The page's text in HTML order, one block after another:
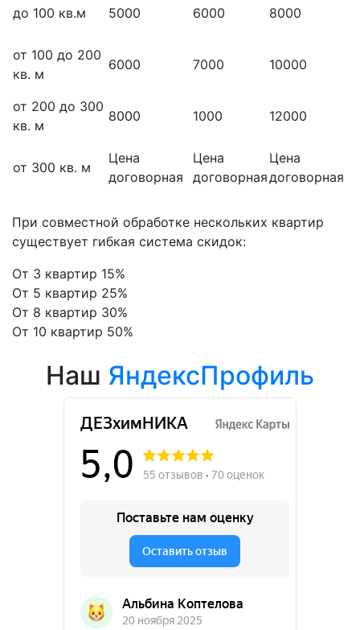
до 100 кв.м 5000 6000 8000
от 100 до 200
кв. м
6000 7000 10000
от 200 до 300
кв. м
8000 1000 12000
от 300 кв. м
Цена
договорная
Цена
договорная
Цена
договорная
При совместной обработке нескольких квартир
существует гибкая система скидок:
От 3 квартир 15%
От 5 квартир 25%
От 8 квартир 30%
От 10 квартир 50%
Наш ЯндексПрофиль